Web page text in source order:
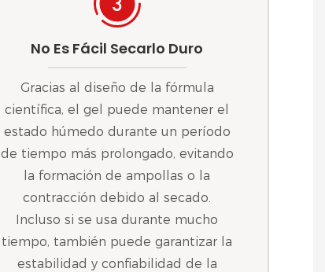
No Es Fácil Secarlo Duro
Gracias al diseño de la fórmula
científica, el gel puede mantener el
estado húmedo durante un período
de tiempo más prolongado, evitando
la formación de ampollas o la
contracción debido al secado.
Incluso si se usa durante mucho
tiempo, también puede garantizar la
estabilidad y confiabilidad de la